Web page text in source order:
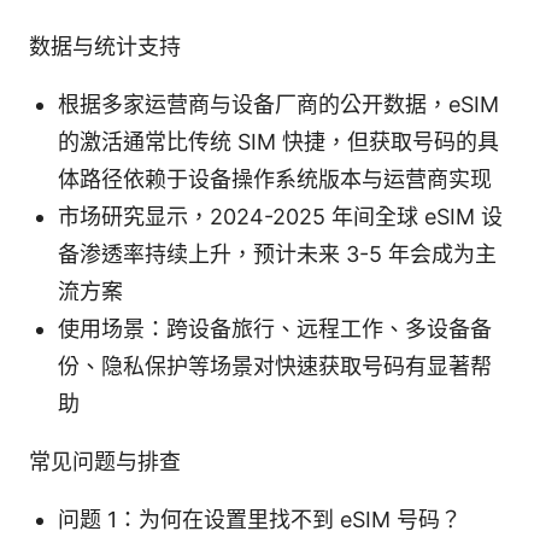
数据与统计支持
根据多家运营商与设备厂商的公开数据，eSIM
的激活通常比传统 SIM 快捷，但获取号码的具
体路径依赖于设备操作系统版本与运营商实现
市场研究显示，2024-2025 年间全球 eSIM 设
备渗透率持续上升，预计未来 3-5 年会成为主
流方案
使用场景：跨设备旅行、远程工作、多设备备
份、隐私保护等场景对快速获取号码有显著帮
助
常见问题与排查
问题 1：为何在设置里找不到 eSIM 号码？